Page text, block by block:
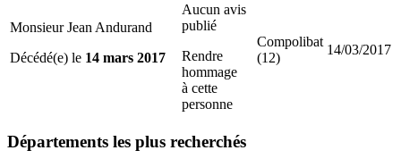
Monsieur Jean Andurand
Décédé(e) le 14 mars 2017
Aucun avis
publié
Rendre
hommage
à cette
personne
Compolibat
(12)
14/03/2017
Départements les plus recherchés